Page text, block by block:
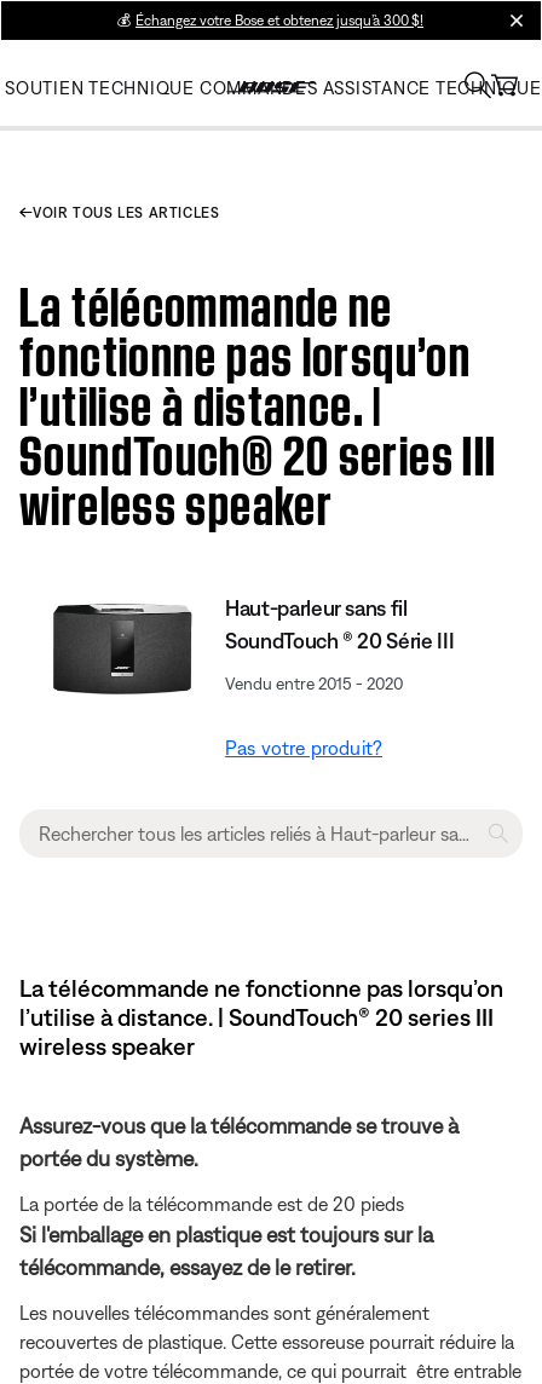
💰 Échangez votre Bose et obtenez jusqu’à 300 $!
SOUTIEN TECHNIQUE COMMANDES ASSISTANCE TECHNIQUE
VOIR TOUS LES ARTICLES
La télécommande ne
fonctionne pas lorsqu’on
l’utilise à distance. |
SoundTouch® 20 series III
wireless speaker
Haut-parleur sans fil
SoundTouch ® 20 Série III
Vendu entre 2015 - 2020
Pas votre produit?
La télécommande ne fonctionne pas lorsqu’on
l’utilise à distance. | SoundTouch® 20 series III
wireless speaker
Assurez-vous que la télécommande se trouve à
portée du système.
La portée de la télécommande est de 20 pieds
Si l'emballage en plastique est toujours sur la
télécommande, essayez de le retirer.
Les nouvelles télécommandes sont généralement
recouvertes de plastique. Cette essoreuse pourrait réduire la
portée de votre télécommande, ce qui pourrait être entrable